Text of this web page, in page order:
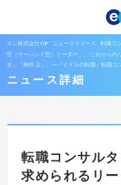
エン株式会社TOP ニュースリリース
転職コ
型（サーバント型）リーダー」。 これからの
夫」「柳井 正」。―『ミドルの転職』転職コ
ニュース詳細
転職コンサル
求められるリ